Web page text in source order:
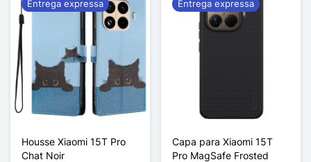
Housse Xiaomi 15T Pro
Chat Noir
Entrega expressa
Capa para Xiaomi 15T
Pro MagSafe Frosted
Entrega expressa